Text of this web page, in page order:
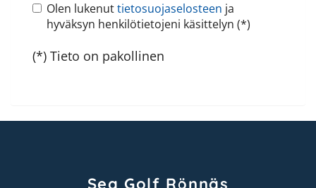
Olen lukenuttietosuojaselosteen ja
hyväksyn henkilötietojeni käsittelyn (*)
(*) Tieto on pakollinen
Sea Golf Rönnäs